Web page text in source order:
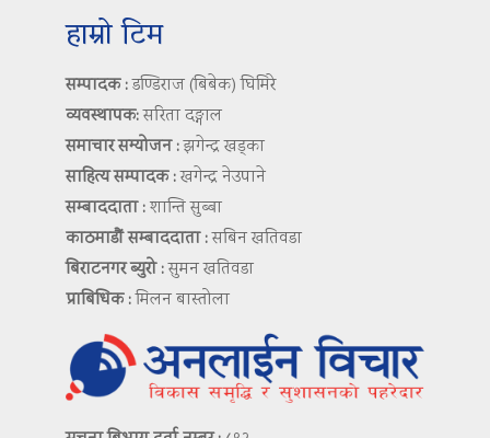
हाम्रो टिम
सम्पादक :डण्डिराज (बिबेक) घिमिरे
व्यवस्थापक:सरिता दङ्गाल
समाचार सम्योजन :झगेन्द्र खड्का
साहित्य सम्पादक :खगेन्द्र नेउपाने
सम्बाददाता :शान्ति सुब्बा
काठमाडौं सम्बाददाता :सबिन खतिवडा
बिराटनगर ब्युरो :सुमन खतिवडा
प्राबिधिक :मिलन बास्तोला